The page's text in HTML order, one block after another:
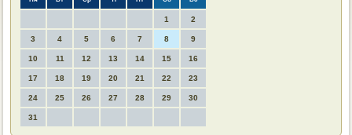
1 2
3 4 5 6 7 8 9
10 11 12 13 14 15 16
17 18 19 20 21 22 23
24 25 26 27 28 29 30
31